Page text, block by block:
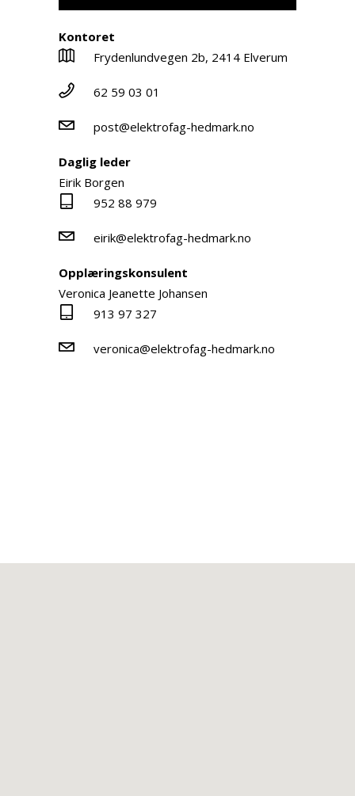
Kontoret
Frydenlundvegen 2b, 2414 Elverum
62 59 03 01
post@elektrofag-hedmark.no
Daglig leder
Eirik Borgen
952 88 979
eirik@elektrofag-hedmark.no
Opplæringskonsulent
Veronica Jeanette Johansen
913 97 327
veronica@elektrofag-hedmark.no